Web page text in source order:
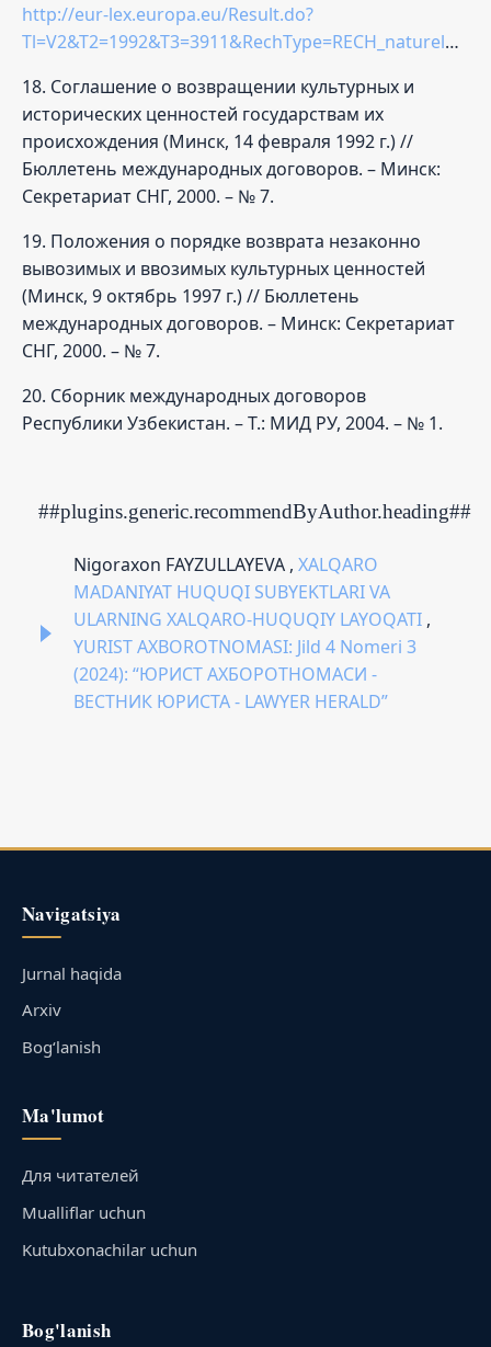
http://eur-lex.europa.eu/Result.do?
Tl=V2&T2=1992&T3=3911&RechType=RECH_naturel&Submit=Search
18. Соглашение о возвращении культурных и
исторических ценностей государствам их
происхождения (Минск, 14 февраля 1992 г.) //
Бюллетень международных договоров. – Минск:
Секретариат СНГ, 2000. – № 7.
19. Положения о порядке возврата незаконно
вывозимых и ввозимых культурных ценностей
(Минск, 9 октябрь 1997 г.) // Бюллетень
международных договоров. – Минск: Секретариат
СНГ, 2000. – № 7.
20. Сборник международных договоров
Республики Узбекистан. – Т.: МИД РУ, 2004. – № 1.
##plugins.generic.recommendByAuthor.heading##
Nigoraxon FAYZULLAYEVA , XALQARO
MADANIYAT HUQUQI SUBYEKTLARI VA
ULARNING XALQARO-HUQUQIY LAYOQATI ,
YURIST AXBOROTNOMASI: Jild 4 Nomeri 3
(2024): “ЮРИСТ АХБОРОТНОМАСИ -
ВЕСТНИК ЮРИСТА - LAWYER HERALD”
Navigatsiya
Jurnal haqida
Arxiv
Bog‘lanish
Ma'lumot
Для читателей
Mualliflar uchun
Kutubxonachilar uchun
Bog'lanish